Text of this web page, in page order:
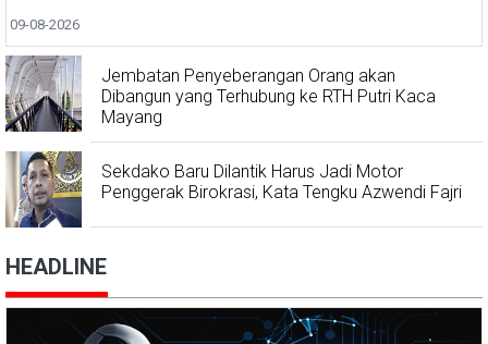
09-08-2026
Jembatan Penyeberangan Orang akan
Dibangun yang Terhubung ke RTH Putri Kaca
Mayang
Sekdako Baru Dilantik Harus Jadi Motor
Penggerak Birokrasi, Kata Tengku Azwendi Fajri
HEADLINE